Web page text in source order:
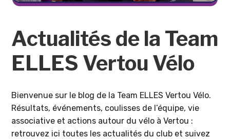
Actualités de la Team
ELLES Vertou Vélo
Bienvenue sur le blog de la Team ELLES Vertou Vélo.
Résultats, événements, coulisses de l’équipe, vie
associative et actions autour du vélo à Vertou :
retrouvez ici toutes les actualités du club et suivez